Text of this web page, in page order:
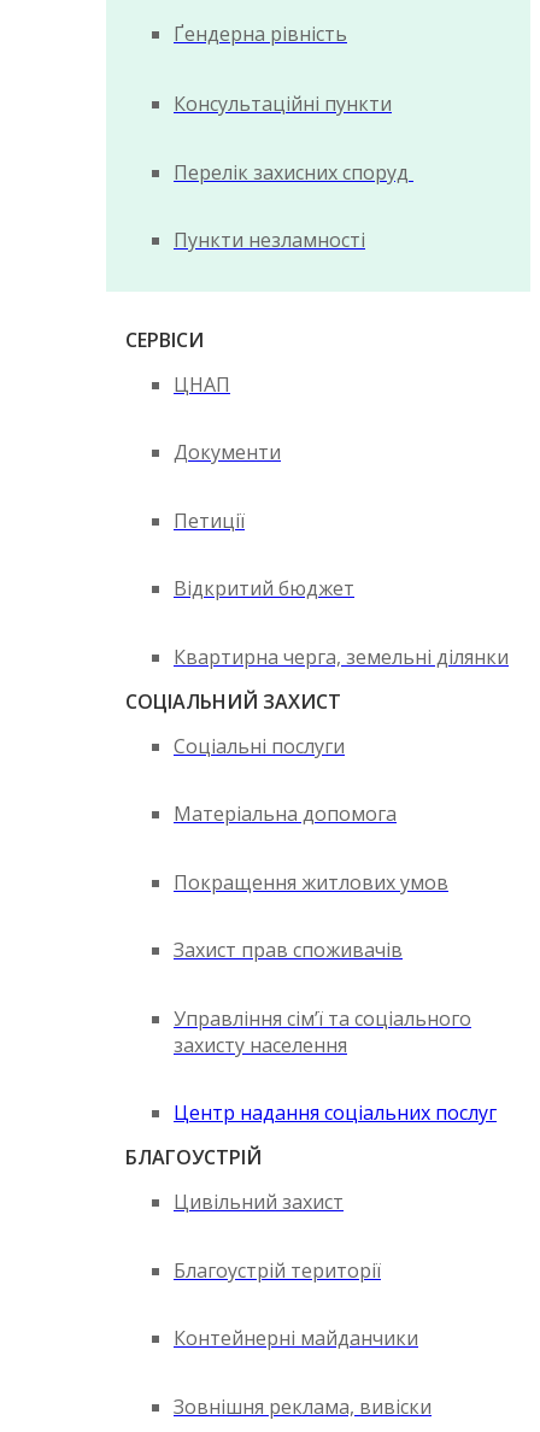
Ґендерна рівність
Консультаційні пункти
Перелік захисних споруд
Пункти незламності
СЕРВІСИ
ЦНАП
Документи
Петиції
Відкритий бюджет
Квартирна черга, земельні ділянки
СОЦІАЛЬНИЙ ЗАХИСТ
Соціальні послуги
Матеріальна допомога
Покращення житлових умов
Захист прав споживачів
Управління сім’ї та соціального
захисту населення
Центр надання соціальних послуг
БЛАГОУСТРІЙ
Цивільний захист
Благоустрій території
Контейнерні майданчики
Зовнішня реклама, вивіски